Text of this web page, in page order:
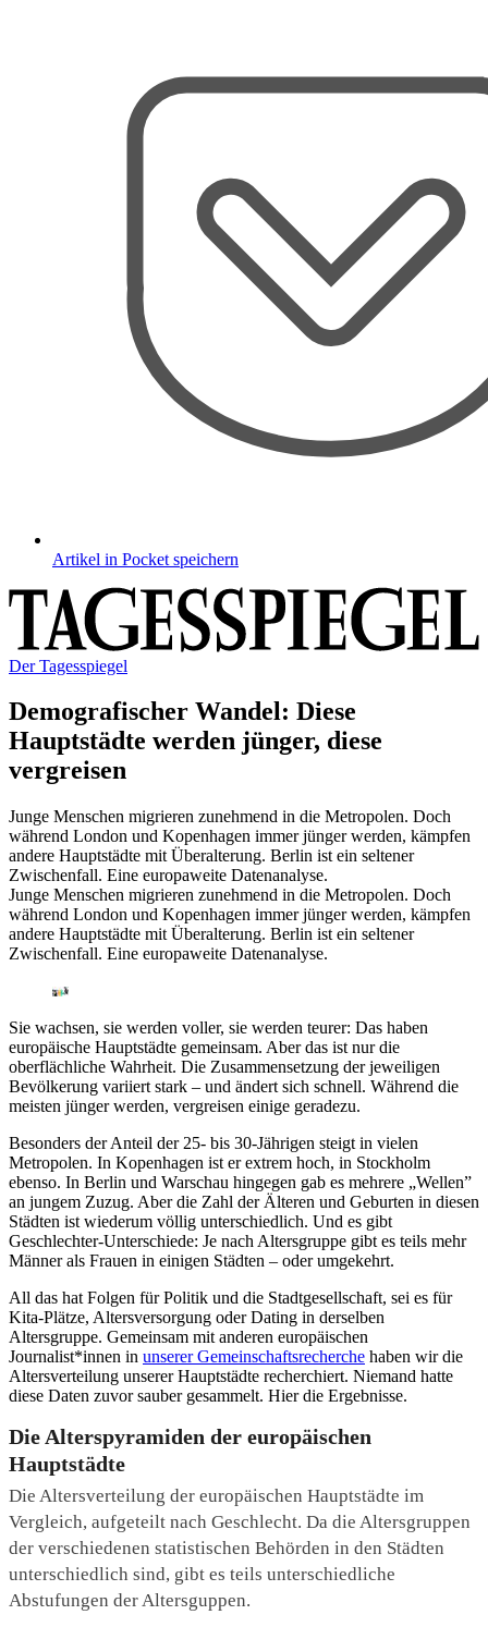
Artikel in Pocket speichern
Der Tagesspiegel
Demografischer Wandel: Diese
Hauptstädte werden jünger, diese
vergreisen
Junge Menschen migrieren zunehmend in die Metropolen. Doch
während London und Kopenhagen immer jünger werden, kämpfen
andere Hauptstädte mit Überalterung. Berlin ist ein seltener
Zwischenfall. Eine europaweite Datenanalyse.
Junge Menschen migrieren zunehmend in die Metropolen. Doch
während London und Kopenhagen immer jünger werden, kämpfen
andere Hauptstädte mit Überalterung. Berlin ist ein seltener
Zwischenfall. Eine europaweite Datenanalyse.
Sie wachsen, sie werden voller, sie werden teurer: Das haben
europäische Hauptstädte gemeinsam. Aber das ist nur die
oberflächliche Wahrheit. Die Zusammensetzung der jeweiligen
Bevölkerung variiert stark – und ändert sich schnell. Während die
meisten jünger werden, vergreisen einige geradezu.
Besonders der Anteil der 25- bis 30-Jährigen steigt in vielen
Metropolen. In Kopenhagen ist er extrem hoch, in Stockholm
ebenso. In Berlin und Warschau hingegen gab es mehrere „Wellen”
an jungem Zuzug. Aber die Zahl der Älteren und Geburten in diesen
Städten ist wiederum völlig unterschiedlich. Und es gibt
Geschlechter-Unterschiede: Je nach Altersgruppe gibt es teils mehr
Männer als Frauen in einigen Städten – oder umgekehrt.
All das hat Folgen für Politik und die Stadtgesellschaft, sei es für
Kita-Plätze, Altersversorgung oder Dating in derselben
Altersgruppe. Gemeinsam mit anderen europäischen
Journalist*innen in unserer Gemeinschaftsrecherche haben wir die
Altersverteilung unserer Hauptstädte recherchiert. Niemand hatte
diese Daten zuvor sauber gesammelt. Hier die Ergebnisse.